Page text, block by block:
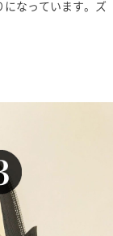
なっています。ズ